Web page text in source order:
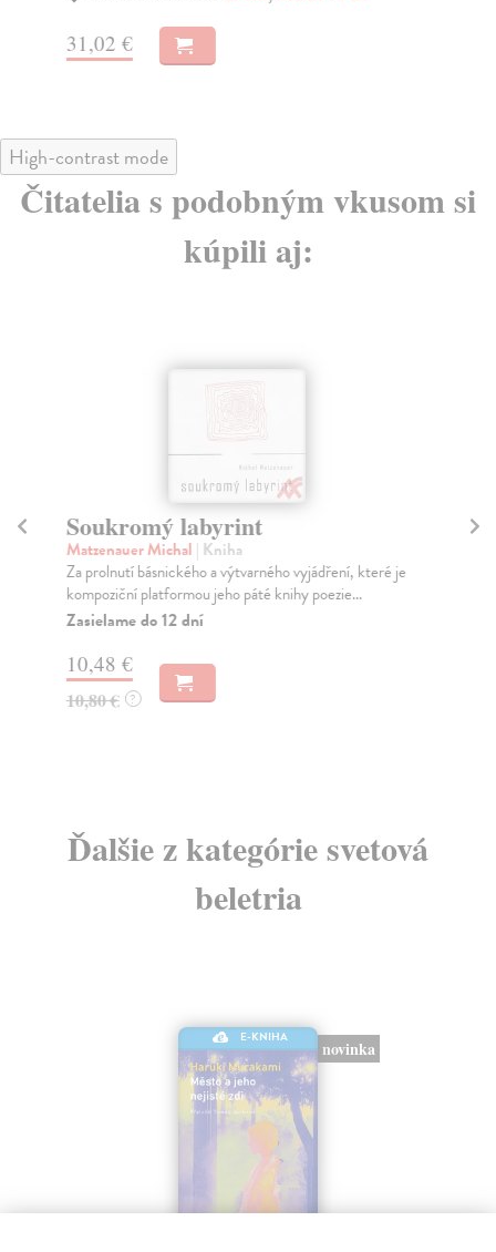
31,02 €
High-contrast mode
Čitatelia s podobným vkusom si
kúpili aj:
Soukromý labyrint
Matzenauer Michal | Kniha
Za prolnutí básnického a výtvarného vyjádření, které je
kompoziční platformou jeho páté knihy poezie...
Zasielame do 12 dní
10,48 €
10,80 € ?
Ďalšie z kategórie svetová
beletria
E-KNIHA
novinka